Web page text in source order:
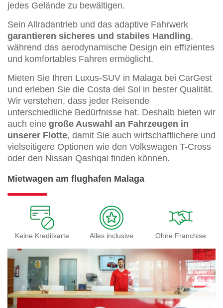
jedes Gelände zu bewältigen.
Sein Allradantrieb und das adaptive Fahrwerk
garantieren sicheres und stabiles Handling,
während das aerodynamische Design ein effizientes
und komfortables Fahren ermöglicht.
Mieten Sie Ihren Luxus-SUV in Malaga bei CarGest
und erleben Sie die Costa del Sol in bester Qualität.
Wir verstehen, dass jeder Reisende
unterschiedliche Bedürfnisse hat. Deshalb bieten wir
auch eine große Auswahl an Fahrzeugen in
unserer Flotte, damit Sie auch wirtschaftlichere und
vielseitigere Optionen wie den Volkswagen T-Cross
oder den Nissan Qashqai finden können.
Mietwagen am flughafen Malaga
Keine Kreditkarte Alles inclusive Ohne Franchise